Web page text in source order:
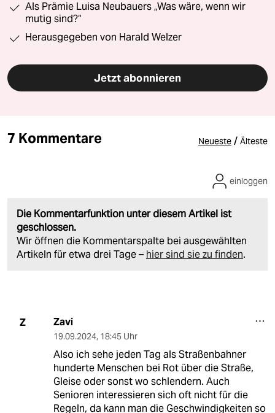
Als Prämie Luisa Neubauers „Was wäre, wenn wir
mutig sind?“
Herausgegeben von Harald Welzer
Jetzt abonnieren
7 Kommentare Neueste / Älteste
Die Kommentarfunktion unter diesem Artikel ist
geschlossen.
Wir öffnen die Kommentarspalte bei ausgewählten
Artikeln für etwa drei Tage – hier sind sie zu finden.
einloggen
Z Zavi
19.09.2024, 18:45 Uhr
Also ich sehe jeden Tag als Straßenbahner
hunderte Menschen bei Rot über die Straße,
Gleise oder sonst wo schlendern. Auch
Senioren interessieren sich oft nicht für die
Regeln, da kann man die Geschwindigkeiten so